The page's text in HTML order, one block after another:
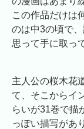
この作品だけは
のは中3の頃で
思って手に取っ
主人公の桜木花
て、そこからイ
らいが31巻で描
っぽい描写があ